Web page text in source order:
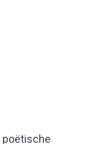
poëtische